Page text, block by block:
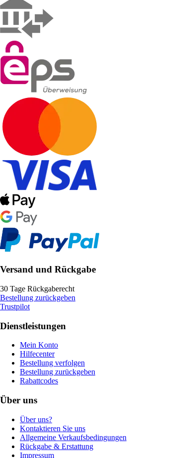
Versand und Rückgabe
30 Tage Rückgaberecht
Bestellung zurückgeben
Trustpilot
Dienstleistungen
Mein Konto
Hilfecenter
Bestellung verfolgen
Bestellung zurückgeben
Rabattcodes
Über uns
Über uns?
Kontaktieren Sie uns
Allgemeine Verkaufsbedingungen
Rückgabe & Erstattung
Impressum